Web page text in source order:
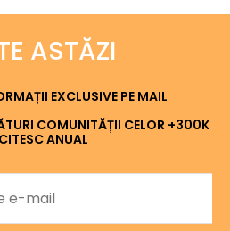
ASTĂZI
EXCLUSIVE PE MAIL
COMUNITĂȚII CELOR +300K
ANUAL